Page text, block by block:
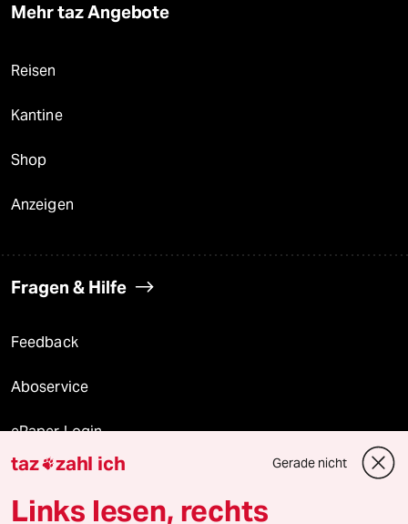
Mehr taz Angebote
Reisen
Kantine
Shop
Anzeigen
Fragen & Hilfe
Feedback
Aboservice
ePaper Login
Downloads für Abonnierende
taz zahl ich Gerade nicht
Links lesen, rechts